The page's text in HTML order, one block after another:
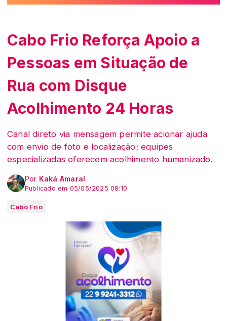
Cabo Frio Reforça Apoio a
Pessoas em Situação de
Rua com Disque
Acolhimento 24 Horas
Canal direto via mensagem permite acionar ajuda
com envio de foto e localização; equipes
especializadas oferecem acolhimento humanizado.
Por Kaká Amaral
Publicado em 05/05/2025 08:10
Cabo Frio